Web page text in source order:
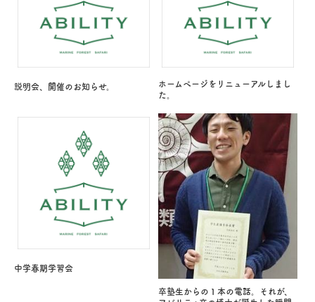
説明会、開催のお知らせ。
ホームページをリニューアルしまし
た。
中学春期学習会
卒塾生からの１本の電話。それが、